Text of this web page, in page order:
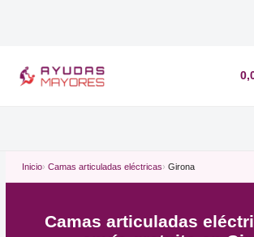
Inicio Camas articuladas eléctricas Girona
Camas articuladas